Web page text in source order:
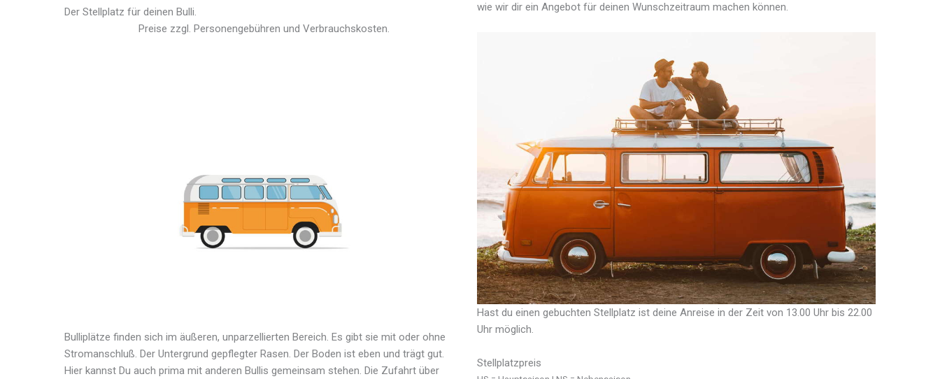
Der Stellplatz für deinen Bulli.
Preise zzgl. Personengebühren und Verbrauchskosten.
Bulliplätze finden sich im äußeren, unparzellierten Bereich. Es gibt sie mit oder ohne
Stromanschluß. Der Untergrund gepflegter Rasen. Der Boden ist eben und trägt gut.
Hier kannst Du auch prima mit anderen Bullis gemeinsam stehen. Die Zufahrt über
wie wir dir ein Angebot für deinen Wunschzeitraum machen können.
Hast du einen gebuchten Stellplatz ist deine Anreise in der Zeit von 13.00 Uhr bis 22.00
Uhr möglich.
Stellplatzpreis